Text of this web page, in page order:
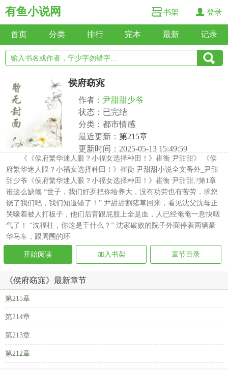
有鱼小说网 书架 登录
首页 分类 排行 完本 最新 记录
侯府窈宨
作者： 尹甜甜少爷
状态：已完结
分类：都市情感
最近更新： 第215章
更新时间：2025-05-13 15:49:59
《《侯府繁华迷人眼？小福女选择种田！》崔衡 尹甜甜》 《侯
府繁华迷人眼？小福女选择种田！》崔衡 尹甜甜小说全文番外_尹甜
甜少爷《侯府繁华迷人眼？小福女选择种田！》崔衡 尹甜甜,?第1章
谁这么缺德 “世子，我们好歹把你给养大，没有功劳也有苦劳，求您
饶了我们吧，我们知道错了！” 尹甜甜割猪草回来，看见沈父沈母正
哭嚎着被人打板子，他们后背跟屁股上全是血，人已经奄奄一息快咽
气了！ “沈福柱，你这是干什么？” 沈家破败的院子外面停着两辆豪
华马车，跟周围的环
开始阅读 加入书架 章节目录
《侯府窈宨》最新章节
第215章
第214章
第213章
第212章